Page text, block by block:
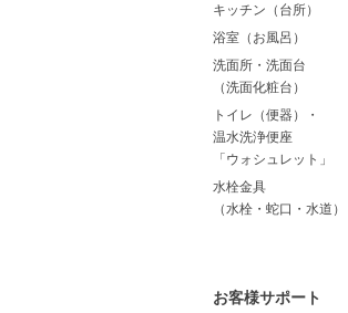
キッチン（台所）
浴室（お風呂）
洗面所・洗面台
（洗面化粧台）
トイレ（便器）・
温水洗浄便座
「ウォシュレット」
水栓金具
（水栓・蛇口・水道）
お客様サポート